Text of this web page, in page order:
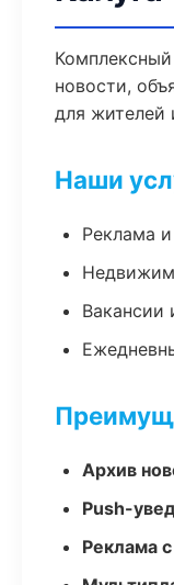
новости,
для жителей
Наши
Реклама
Вакансии
Архив
Push-
Реклама